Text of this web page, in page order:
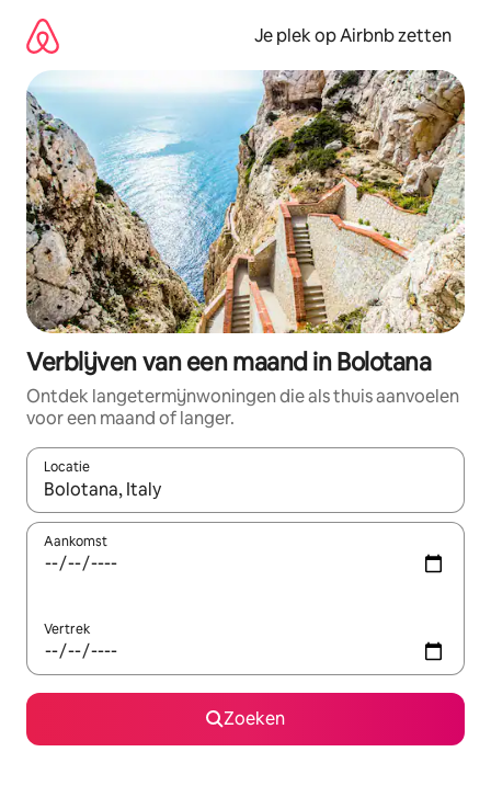
direct
naar
inhoud
Je plek op Airbnb zetten
Verblijven van een maand in Bolotana
Ontdek langetermijnwoningen die als thuis aanvoelen
voor een maand of langer.
Locatie
Wanneer er resultaten beschikbaar zijn, maak je een keuze
Aankomst
Vertrek
Zoeken